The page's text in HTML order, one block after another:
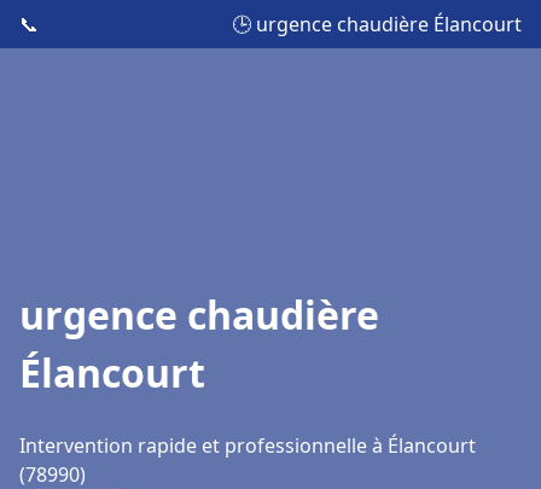
📞 🕒 urgence chaudière Élancourt
urgence chaudière
Élancourt
Intervention rapide et professionnelle à Élancourt
(78990)